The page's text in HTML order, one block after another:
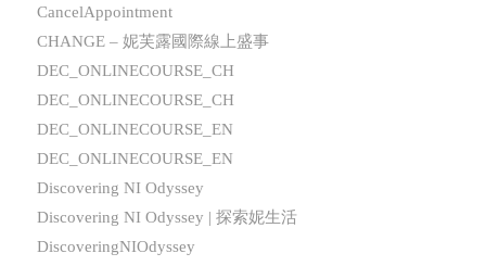
CancelAppointment
CHANGE – 妮芙露國際線上盛事
DEC_ONLINECOURSE_CH
DEC_ONLINECOURSE_CH
DEC_ONLINECOURSE_EN
DEC_ONLINECOURSE_EN
Discovering NI Odyssey
Discovering NI Odyssey | 探索妮生活
DiscoveringNIOdyssey